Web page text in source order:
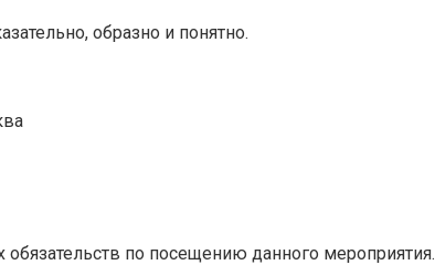
образно и понятно.
по посещению данного мероприятия.